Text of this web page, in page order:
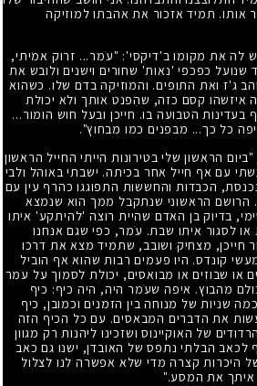
אותו. תמיד אזכור את אהבתו למוזיקה
לה את מקומו ב'דיקסי': "עֹמר... זרוק אמיתי,
כפכפי 'נאות' שחורים וישנים ולובש את
ג'ז ואת התופים. והמוזיקה בדם שלו. כשהוא
איזשהו קסם כזה, שהִפנט אותך ולא יכולת
הטבועה בו. חייכן ובעל חוש הומור...
כל כך... מבפנים כמו מבחוץ".
מפלוגה ב', מרס 2005: "ביום הראשון שלי בטירונות הייתי החייל הראשון
עם אף חייל אחר בכיתה. ישבתי באוהל ולבי
הכבדות והחששות התפוגגו כהרף עין עם
הרושם הראשוני שנתקבל ממך הוא שנמצא
בדיוק בן האדם שהיית רוצה 'להיתקע' איתו
לסגור איתו שבת. עֹמר, כפי שגם אנחנו
חייכן, מצחיק ושובב, שתמיד מצא את דרכו
קונדס. היו פעמים רבות שהוא אף הוביל
או שבוזים או מבואסים, יכולת לסמוך על עֹמר
מהבוץ. איפה שעֹמר היה, היה כיף: כיף
שניות של מנוחה בין הזמנים וכמובן, כיף
את הדברים המבאסים. עם כל הכיף הזה
של האוקיינוס ושזכינו ליהנות רק מגוון
לכאב הבלתי נתפס של האובדן, ישנו גם כאב
היכרות קצרה מדי שלא אפשרה לנו לצלול
איתך את המסע."